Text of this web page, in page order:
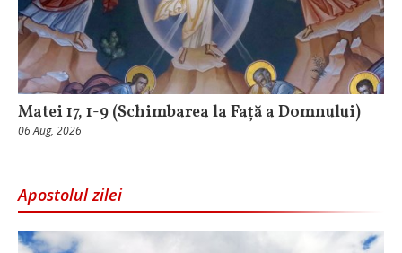
Matei 17, 1-9 (Schimbarea la Față a Domnului)
06 Aug, 2026
Apostolul zilei